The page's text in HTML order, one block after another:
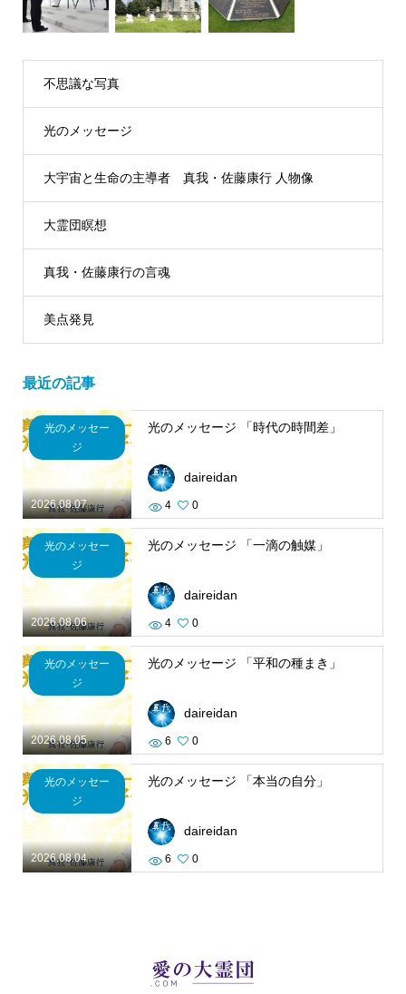
不思議な写真
光のメッセージ
大宇宙と生命の主導者 真我・佐藤康行 人物像
大霊団瞑想
真我・佐藤康行の言魂
美点発見
最近の記事
2026.08.07
光のメッセー
ジ
光のメッセージ 「時代の時間差」
daireidan
4 0
2026.08.06
光のメッセー
ジ
光のメッセージ 「一滴の触媒」
daireidan
4 0
2026.08.05
光のメッセー
ジ
光のメッセージ 「平和の種まき」
daireidan
6 0
2026.08.04
光のメッセー
ジ
光のメッセージ 「本当の自分」
daireidan
6 0